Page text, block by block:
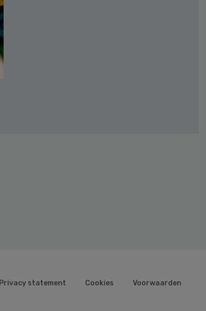
Privacy statement Cookies Voorwaarden